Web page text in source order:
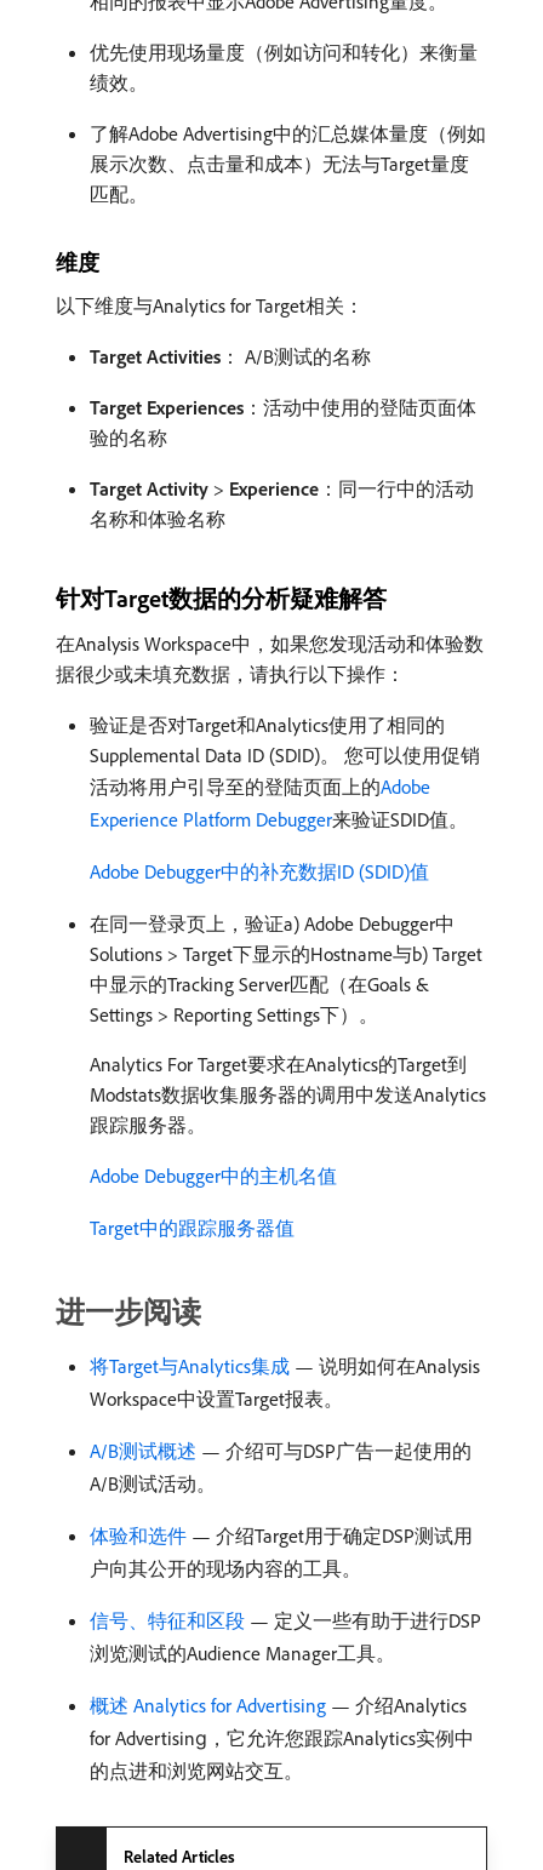
优先使用现场量度（例如访问和转化）来衡量
绩效。
了解Adobe Advertising中的汇总媒体量度（例如
展示次数、点击量和成本）无法与Target量度
匹配。
维度
以下维度与Analytics for Target相关：
Target Activities ： A/B测试的名称
Target Experiences ：活动中使用的登陆页面体
验的名称
Target Activity > Experience ：同一行中的活动
名称和体验名称
针对Target数据的分析疑难解答
在Analysis Workspace中，如果您发现活动和体验数
据很少或未填充数据，请执行以下操作：
验证是否对Target和Analytics使用了相同的
Supplemental Data ID (SDID)。 您可以使用促销
活动将用户引导至的登陆页面上的Adobe
Experience Platform Debugger来验证SDID值。
Adobe Debugger中的补充数据ID (SDID)值
在同一登录页上，验证a) Adobe Debugger中
Solutions > Target下显示的Hostname与b) Target
中显示的Tracking Server匹配（在Goals &
Settings > Reporting Settings下）。
Analytics For Target要求在Analytics的Target到
Modstats数据收集服务器的调用中发送Analytics
跟踪服务器。
Adobe Debugger中的主机名值
Target中的跟踪服务器值
进一步阅读
将Target与Analytics集成 — 说明如何在Analysis
Workspace中设置Target报表。
A/B测试概述 — 介绍可与DSP广告一起使用的
A/B测试活动。
体验和选件 — 介绍Target用于确定DSP测试用
户向其公开的现场内容的工具。
信号、特征和区段 — 定义一些有助于进行DSP
浏览测试的Audience Manager工具。
概述 Analytics for Advertising — 介绍Analytics
for Advertising，它允许您跟踪Analytics实例中
的点进和浏览网站交互。
Related Articles